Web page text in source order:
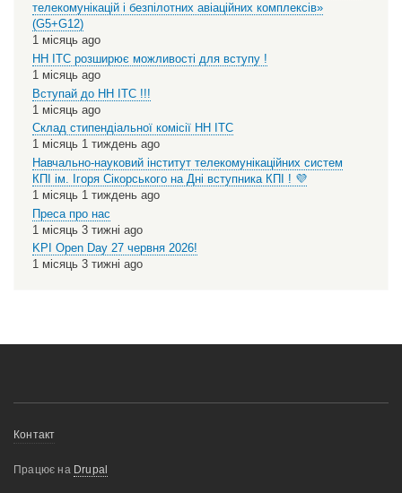
телекомунікацій і безпілотних авіаційних комплексів»
(G5+G12)
1 місяць ago
НН ІТС розширює можливості для вступу !
1 місяць ago
Вступай до НН ІТС !!!
1 місяць ago
Склад стипендіальної комісії НН ІТС
1 місяць 1 тиждень ago
Навчально-науковий інститут телекомунікаційних систем
КПІ ім. Ігоря Сікорського на Дні вступника КПІ ! 💜
1 місяць 1 тиждень ago
Преса про нас
1 місяць 3 тижні ago
KPI Open Day 27 червня 2026!
1 місяць 3 тижні ago
Меню
колонтитулу
Контакт
Працює на Drupal